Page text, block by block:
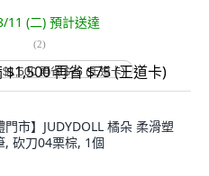
11 (二) 預計送達
(2)
$1,500 再省 $75 (王道卡)
門市】JUDYDOLL 橘朵 柔滑塑
, 砍刀04栗棕, 1個